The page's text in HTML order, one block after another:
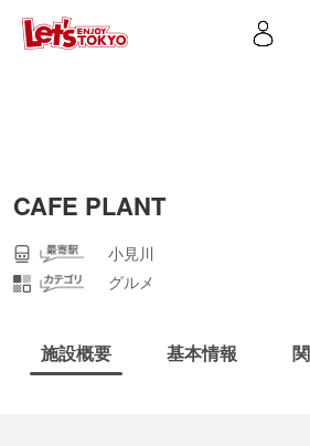
CAFE PLANT
小見川
グルメ
施設概要 基本情報